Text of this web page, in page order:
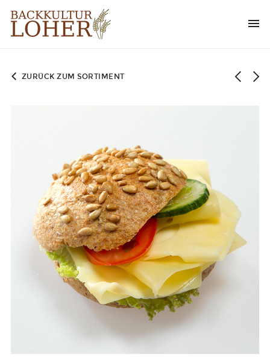
ZURÜCK ZUM SORTIMENT